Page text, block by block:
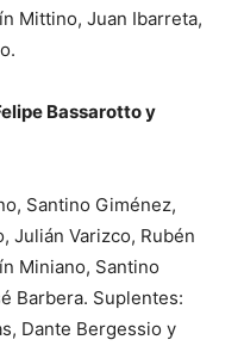
Mittino, Juan Ibarreta,
Bassarotto y
Santino Giménez,
Julián Varizco, Rubén
Miniano, Santino
Barbera. Suplentes:
Dante Bergessio y